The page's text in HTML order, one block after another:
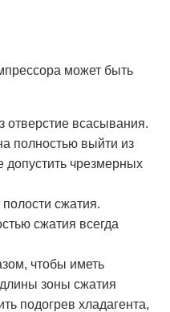
может быть
отверстие всасывания.
полностью выйти из
допустить чрезмерных
сжатия.
сжатия всегда
чтобы иметь
зоны сжатия
подогрев хладагента,